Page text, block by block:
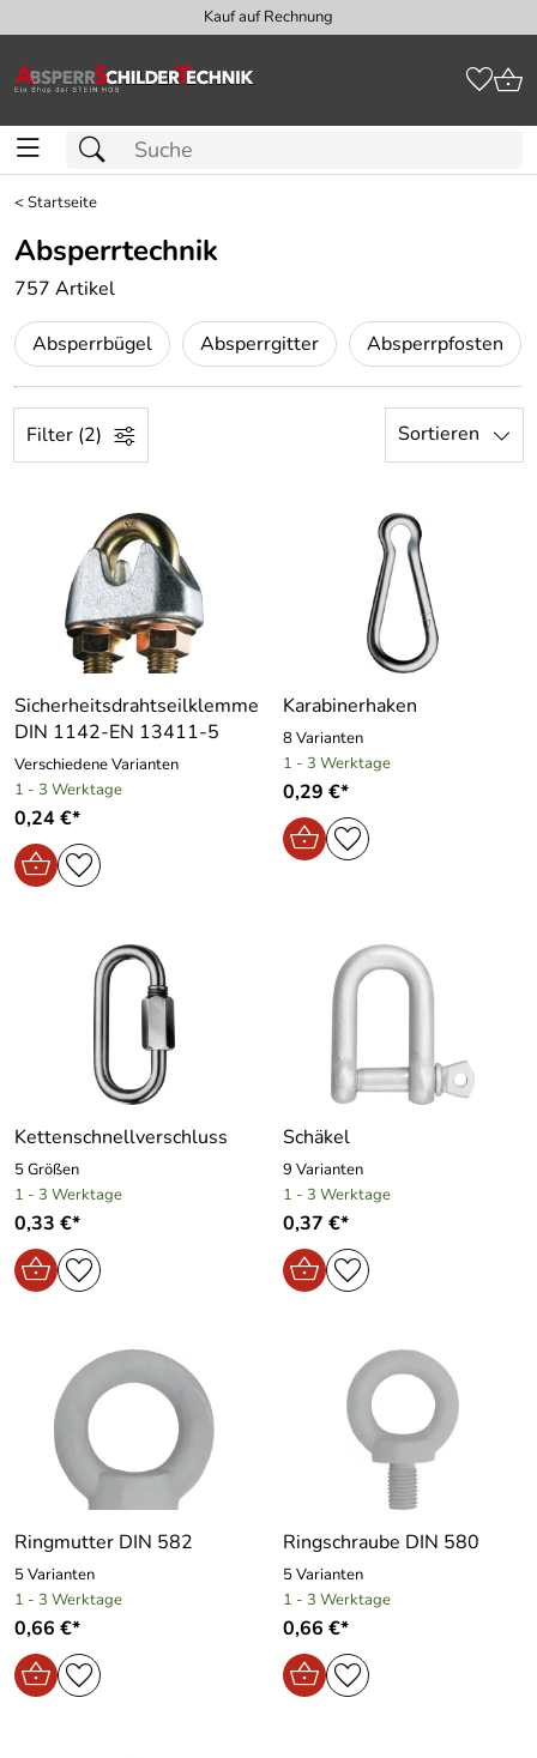
Kauf auf Rechnung
<Startseite
Absperrtechnik
757 Artikel
Absperrbügel Absperrgitter Absperrpfosten
Filter (2) Sortieren
Sicherheitsdrahtseilklemme
DIN 1142-EN 13411-5
Verschiedene Varianten
1 - 3 Werktage
0,24 €*
Karabinerhaken
8 Varianten
1 - 3 Werktage
0,29 €*
Kettenschnellverschluss
5 Größen
1 - 3 Werktage
0,33 €*
Schäkel
9 Varianten
1 - 3 Werktage
0,37 €*
Ringmutter DIN 582
5 Varianten
1 - 3 Werktage
0,66 €*
Ringschraube DIN 580
5 Varianten
1 - 3 Werktage
0,66 €*